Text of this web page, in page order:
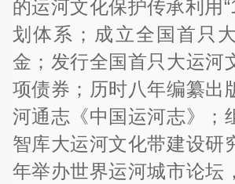
的运河文化保护传承利用
划体系；成立全国首只
金；发行全国首只大运河
项债券；历时八年编纂出
河通志《中国运河志》；
智库大运河文化带建设研
年举办世界运河城市论坛